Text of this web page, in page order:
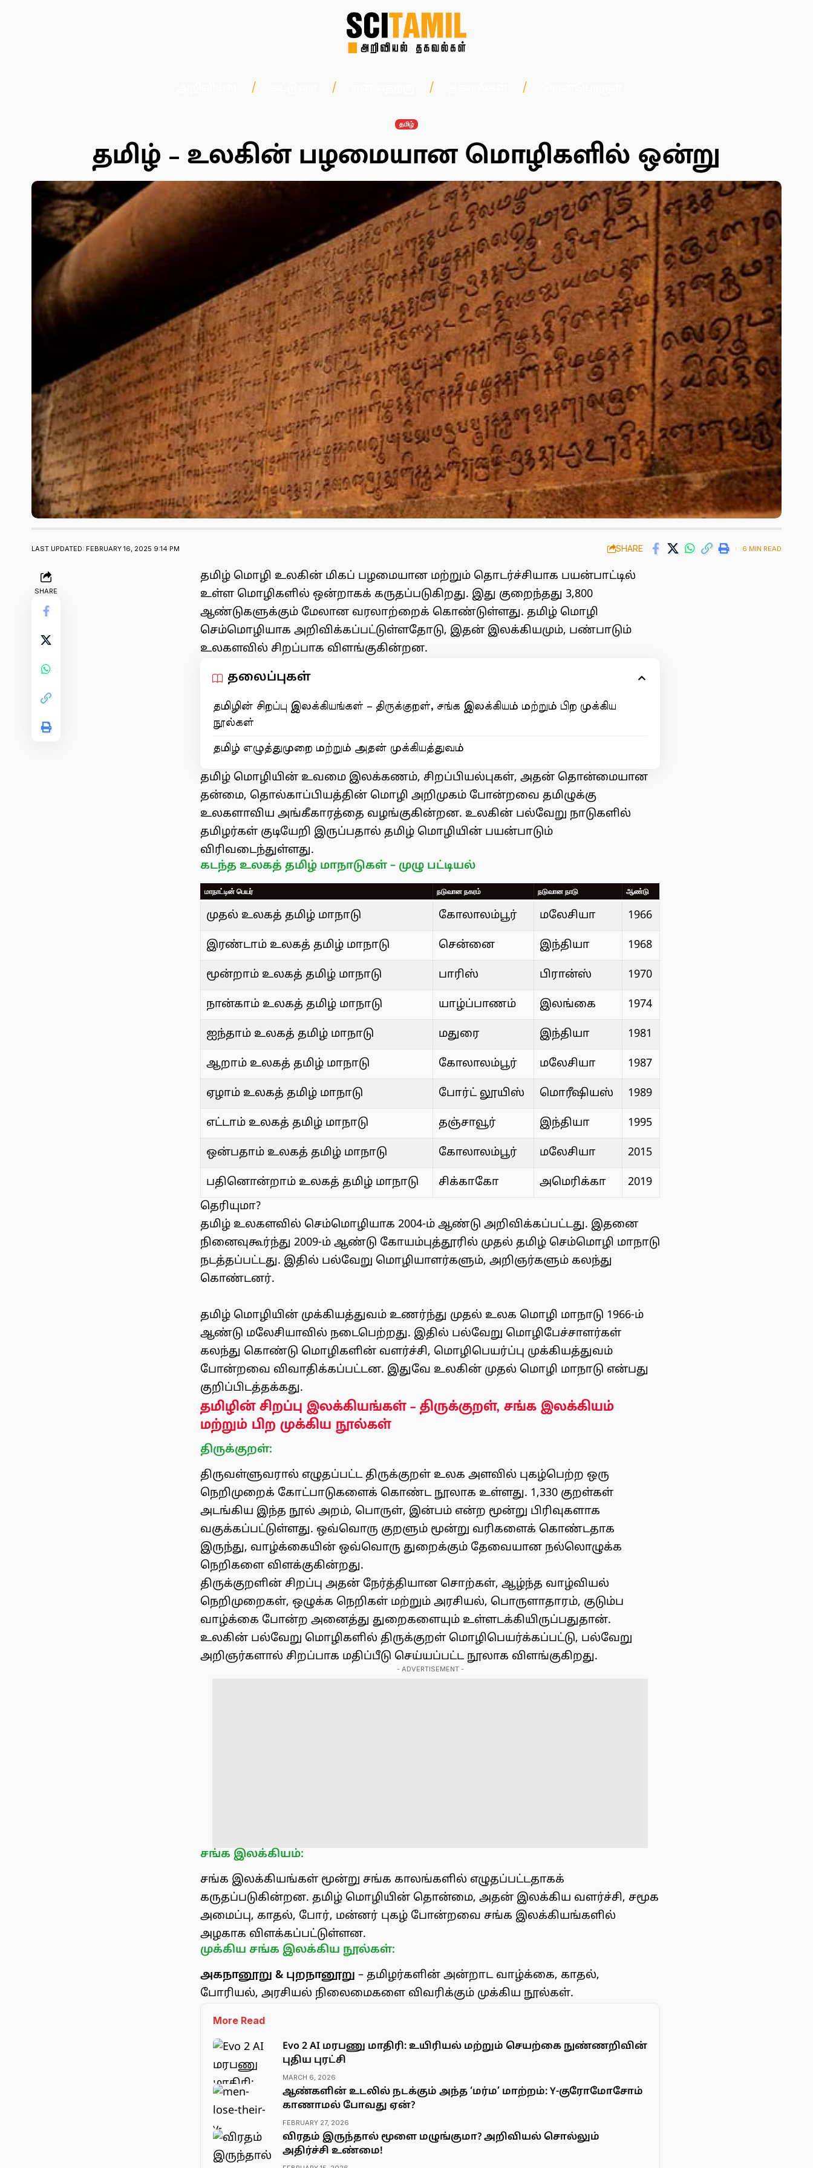
தமிழ்
தமிழ் – உலகின் பழமையான மொழிகளில் ஒன்று
LAST UPDATED: FEBRUARY 16, 2025 9:14 PM SHARE 6 MIN READ
SHARE
தமிழ் மொழி உலகின் மிகப் பழமையான மற்றும் தொடர்ச்சியாக பயன்பாட்டில்
உள்ள மொழிகளில் ஒன்றாகக் கருதப்படுகிறது. இது குறைந்தது 3,800
ஆண்டுகளுக்கும் மேலான வரலாற்றைக் கொண்டுள்ளது. தமிழ் மொழி
செம்மொழியாக அறிவிக்கப்பட்டுள்ளதோடு, இதன் இலக்கியமும், பண்பாடும்
உலகளவில் சிறப்பாக விளங்குகின்றன.
தலைப்புகள்
தமிழின் சிறப்பு இலக்கியங்கள் – திருக்குறள், சங்க இலக்கியம் மற்றும் பிற முக்கிய
நூல்கள்
தமிழ் எழுத்துமுறை மற்றும் அதன் முக்கியத்துவம்
தமிழ் மொழியின் உவமை இலக்கணம், சிறப்பியல்புகள், அதன் தொன்மையான
தன்மை, தொல்காப்பியத்தின் மொழி அறிமுகம் போன்றவை தமிழுக்கு
உலகளாவிய அங்கீகாரத்தை வழங்குகின்றன. உலகின் பல்வேறு நாடுகளில்
தமிழர்கள் குடியேறி இருப்பதால் தமிழ் மொழியின் பயன்பாடும்
விரிவடைந்துள்ளது.
கடந்த உலகத் தமிழ் மாநாடுகள் – முழு பட்டியல்
மாநாட்டின் பெயர் நடுவான நகரம் நடுவான நாடு ஆண்டு
முதல் உலகத் தமிழ் மாநாடு கோலாலம்பூர் மலேசியா 1966
இரண்டாம் உலகத் தமிழ் மாநாடு சென்னை இந்தியா 1968
மூன்றாம் உலகத் தமிழ் மாநாடு பாரிஸ் பிரான்ஸ் 1970
நான்காம் உலகத் தமிழ் மாநாடு யாழ்ப்பாணம் இலங்கை 1974
ஐந்தாம் உலகத் தமிழ் மாநாடு மதுரை இந்தியா 1981
ஆறாம் உலகத் தமிழ் மாநாடு கோலாலம்பூர் மலேசியா 1987
ஏழாம் உலகத் தமிழ் மாநாடு போர்ட் லூயிஸ் மொரீஷியஸ் 1989
எட்டாம் உலகத் தமிழ் மாநாடு தஞ்சாவூர் இந்தியா 1995
ஒன்பதாம் உலகத் தமிழ் மாநாடு கோலாலம்பூர் மலேசியா 2015
பதினொன்றாம் உலகத் தமிழ் மாநாடு சிக்காகோ அமெரிக்கா
2019
தெரியுமா?
தமிழ் உலகளவில் செம்மொழியாக 2004-ம் ஆண்டு அறிவிக்கப்பட்டது. இதனை
நினைவுகூர்ந்து 2009-ம் ஆண்டு கோயம்புத்தூரில் முதல் தமிழ் செம்மொழி மாநாடு
நடத்தப்பட்டது. இதில் பல்வேறு மொழியாளர்களும், அறிஞர்களும் கலந்து
கொண்டனர்.
தமிழ் மொழியின் முக்கியத்துவம் உணர்ந்து முதல் உலக மொழி மாநாடு 1966-ம்
ஆண்டு மலேசியாவில் நடைபெற்றது. இதில் பல்வேறு மொழிபேச்சாளர்கள்
கலந்து கொண்டு மொழிகளின் வளர்ச்சி, மொழிபெயர்ப்பு முக்கியத்துவம்
போன்றவை விவாதிக்கப்பட்டன. இதுவே உலகின் முதல் மொழி மாநாடு என்பது
குறிப்பிடத்தக்கது.
தமிழின் சிறப்பு இலக்கியங்கள் – திருக்குறள், சங்க இலக்கியம்
மற்றும் பிற முக்கிய நூல்கள்
திருக்குறள்:
திருவள்ளுவரால் எழுதப்பட்ட திருக்குறள் உலக அளவில் புகழ்பெற்ற ஒரு
நெறிமுறைக் கோட்பாடுகளைக் கொண்ட நூலாக உள்ளது. 1,330 குறள்கள்
அடங்கிய இந்த நூல் அறம், பொருள், இன்பம் என்ற மூன்று பிரிவுகளாக
வகுக்கப்பட்டுள்ளது. ஒவ்வொரு குறளும் மூன்று வரிகளைக் கொண்டதாக
இருந்து, வாழ்க்கையின் ஒவ்வொரு துறைக்கும் தேவையான நல்லொழுக்க
நெறிகளை விளக்குகின்றது.
திருக்குறளின் சிறப்பு அதன் நேர்த்தியான சொற்கள், ஆழ்ந்த வாழ்வியல்
நெறிமுறைகள், ஒழுக்க நெறிகள் மற்றும் அரசியல், பொருளாதாரம், குடும்ப
வாழ்க்கை போன்ற அனைத்து துறைகளையும் உள்ளடக்கியிருப்பதுதான்.
உலகின் பல்வேறு மொழிகளில் திருக்குறள் மொழிபெயர்க்கப்பட்டு, பல்வேறு
அறிஞர்களால் சிறப்பாக மதிப்பீடு செய்யப்பட்ட நூலாக விளங்குகிறது.
- ADVERTISEMENT -
சங்க இலக்கியம்:
சங்க இலக்கியங்கள் மூன்று சங்க காலங்களில் எழுதப்பட்டதாகக்
கருதப்படுகின்றன. தமிழ் மொழியின் தொன்மை, அதன் இலக்கிய வளர்ச்சி, சமூக
அமைப்பு, காதல், போர், மன்னர் புகழ் போன்றவை சங்க இலக்கியங்களில்
அழகாக விளக்கப்பட்டுள்ளன.
முக்கிய சங்க இலக்கிய நூல்கள்:
அகநானூறு & புறநானூறு – தமிழர்களின் அன்றாட வாழ்க்கை, காதல்,
போரியல், அரசியல் நிலைமைகளை விவரிக்கும் முக்கிய நூல்கள்.
More Read
Evo 2 AI மரபணு மாதிரி: உயிரியல் மற்றும் செயற்கை நுண்ணறிவின்
புதிய புரட்சி
MARCH 6, 2026
ஆண்களின் உடலில் நடக்கும் அந்த ‘மர்ம’ மாற்றம்: Y-குரோமோசோம்
காணாமல் போவது ஏன்?
FEBRUARY 27, 2026
விரதம் இருந்தால் மூளை மழுங்குமா? அறிவியல் சொல்லும்
அதிர்ச்சி உண்மை!